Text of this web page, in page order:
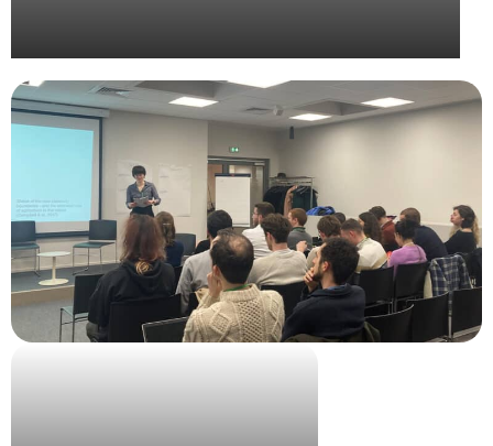
UPE – Grand Prix de la Communication Extérieure